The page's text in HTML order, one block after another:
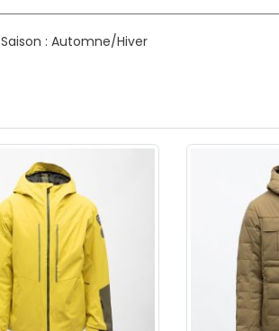
Saison : Automne/Hiver